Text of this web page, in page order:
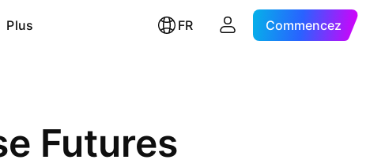
Plus FR Commencez
Futures